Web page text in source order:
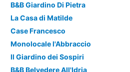
B&B Giardino Di Pietra
La Casa di Matilde
Case Francesco
Monolocale l'Abbraccio
Il Giardino dei Sospiri
B&B Belvedere All'Idria